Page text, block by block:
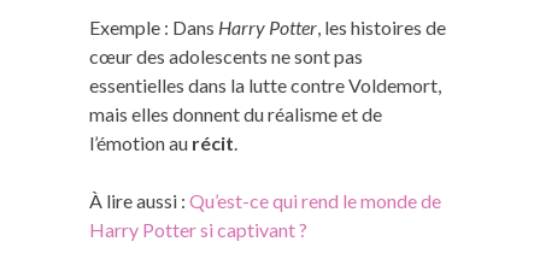
Exemple : Dans Harry Potter , les histoires de
cœur des adolescents ne sont pas
essentielles dans la lutte contre Voldemort,
mais elles donnent du réalisme et de
l’émotion au récit
À lire aussi : Qu’est-ce qui rend le monde de
Harry Potter si captivant ?